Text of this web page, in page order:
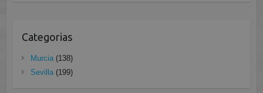
Categorias
Murcia(138)
Sevilla(199)